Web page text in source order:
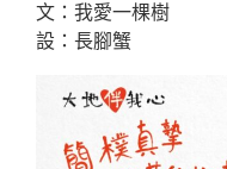
文：我愛一棵樹
設：長腳蟹